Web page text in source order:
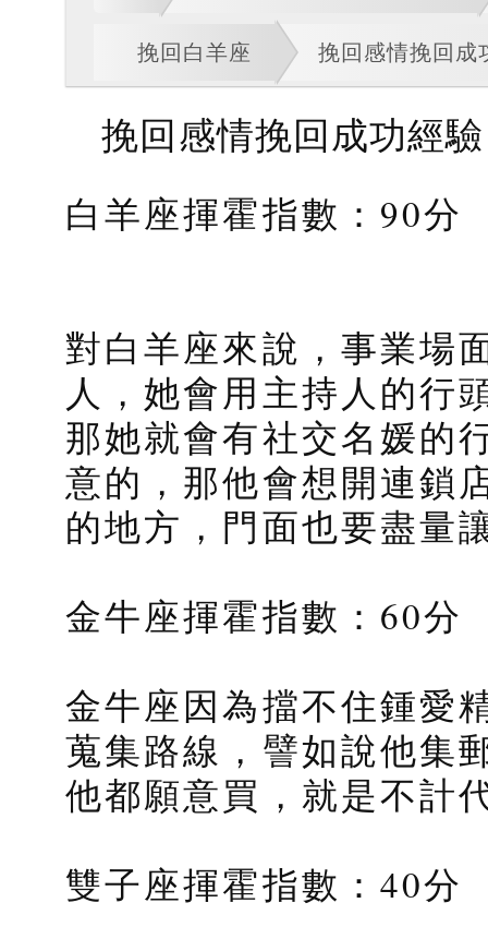
挽回白羊座 挽回感情挽回成
挽回感情挽回成功經
白羊座揮霍指數：90分
對白羊座來說，事業場
人，她會用主持人的行
那她就會有社交名媛的
意的，那他會想開連鎖
的地方，門面也要盡量
金牛座揮霍指數：60分
金牛座因為擋不住鍾愛
蒐集路線，譬如說他集
他都願意買，就是不計
雙子座揮霍指數：40分